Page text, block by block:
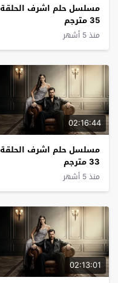
مسلسل حلم اشرف الحلقة
35 مترجم
منذ 5 أشهر
02:16:44
مسلسل حلم اشرف الحلقة
33 مترجم
منذ 5 أشهر
02:13:01